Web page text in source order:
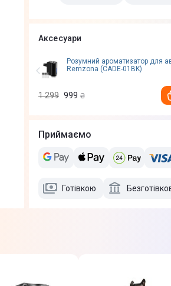
Аксесуари
Розумний ароматизатор для
Remzona (CADE-01BK)
1 299 999 ₴
Приймаємо
Готівкою